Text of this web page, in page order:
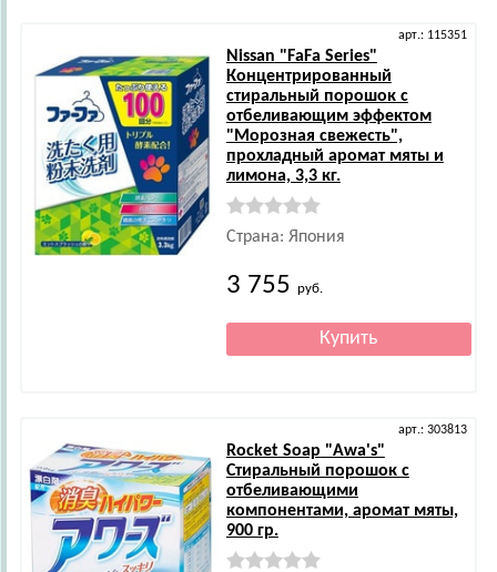
арт.: 115351
Nissan "FaFa Series"
Концентрированный
стиральный порошок с
отбеливающим эффектом
"Морозная свежесть",
прохладный аромат мяты и
лимона, 3,3 кг.
Страна: Япония
3 755 руб.
арт.: 303813
Rocket Soap "Awa's"
Стиральный порошок с
отбеливающими
компонентами, аромат мяты,
900 гр.